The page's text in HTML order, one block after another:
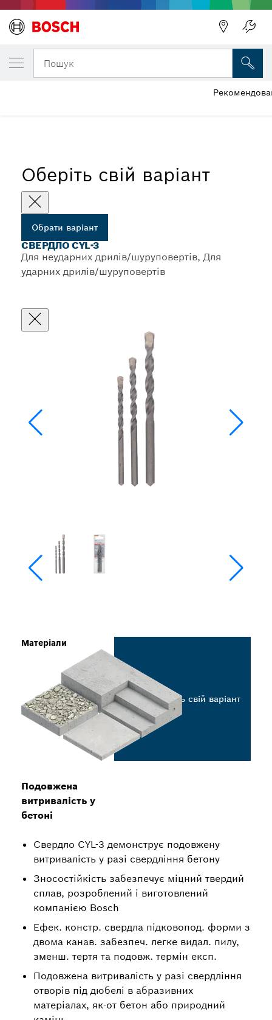
Пошук
Оберіть свій варіант
Обрати варіант
СВЕРДЛО CYL-3
Для неударних дрилів/шуруповертів, Для
ударних дрилів/шуруповертів
Подовжена
витривалість у
бетоні
Свердло CYL-3 демонструє подовжену
витривалість у разі свердління бетону
Зносостійкість забезпечує міцний твердий
сплав, розроблений і виготовлений
компанією Bosch
Ефек. констр. свердла підковопод. форми з
двома канав. забезпеч. легке видал. пилу,
зменш. тертя та подовж. термін експ.
Подовжена витривалість у разі свердління
отворів під дюбелі в абразивних
матеріалах, як-от бетон або природний
Матеріали
Виберіть свій варіант
ОБРАНИЙ ВАРІАНТ
Свердло CYL-3